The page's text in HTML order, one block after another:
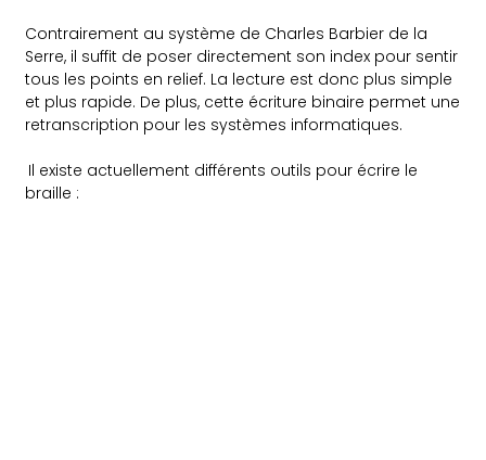
Contrairement au système de Charles Barbier de la
Serre, il suffit de poser directement son index pour sentir
tous les points en relief. La lecture est donc plus simple
et plus rapide. De plus, cette écriture binaire permet une
retranscription pour les systèmes informatiques.
Il existe actuellement différents outils pour écrire le
braille :